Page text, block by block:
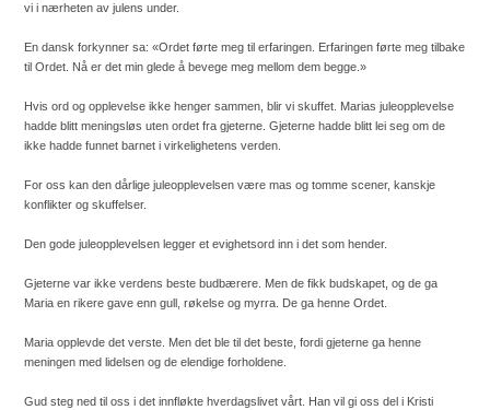
vi i nærheten av julens under.
En dansk forkynner sa: «Ordet førte meg til erfaringen. Erfaringen førte meg tilbake
til Ordet. Nå er det min glede å bevege meg mellom dem begge.»
Hvis ord og opplevelse ikke henger sammen, blir vi skuffet. Marias juleopplevelse
hadde blitt meningsløs uten ordet fra gjeterne. Gjeterne hadde blitt lei seg om de
ikke hadde funnet barnet i virkelighetens verden.
For oss kan den dårlige juleopplevelsen være mas og tomme scener, kanskje
konflikter og skuffelser.
Den gode juleopplevelsen legger et evighetsord inn i det som hender.
Gjeterne var ikke verdens beste budbærere. Men de fikk budskapet, og de ga
Maria en rikere gave enn gull, røkelse og myrra. De ga henne Ordet.
Maria opplevde det verste. Men det ble til det beste, fordi gjeterne ga henne
meningen med lidelsen og de elendige forholdene.
Gud steg ned til oss i det innfløkte hverdagslivet vårt. Han vil gi oss del i Kristi